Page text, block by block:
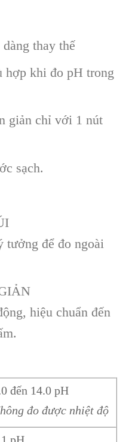
thay thế
hợp khi đo pH trong
giản chỉ với 1 nút
sạch.
để đo ngoài
hiệu chuẩn đến
đến 14.0 pH
đo được nhiệt độ